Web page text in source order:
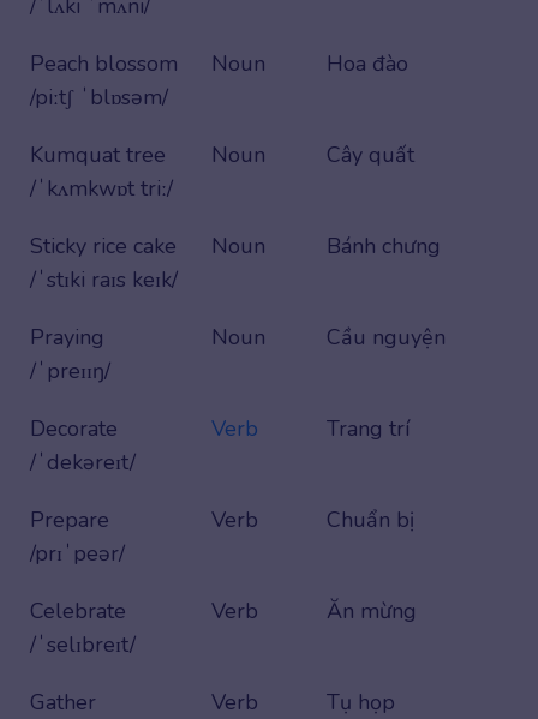
/ˈlʌki ˈmʌni/
Peach blossom
/piːtʃ ˈblɒsəm/
Noun Hoa đào
Kumquat tree
/ˈkʌmkwɒt triː/
Noun Cây quất
Sticky rice cake
/ˈstɪki raɪs keɪk/
Noun Bánh chưng
Praying
/ˈpreɪɪŋ/
Noun Cầu nguyện
Decorate
/ˈdekəreɪt/
Verb Trang trí
Prepare
/prɪˈpeər/
Verb Chuẩn bị
Celebrate
/ˈselɪbreɪt/
Verb Ăn mừng
Gather
Verb Tụ họp